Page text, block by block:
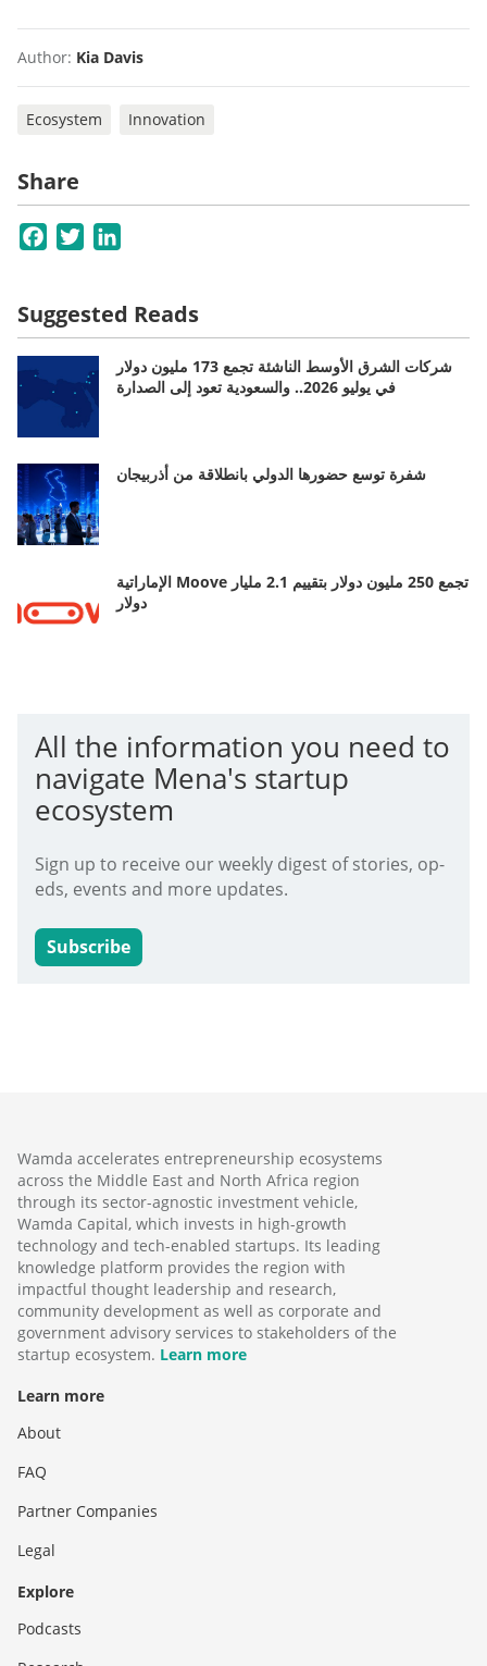
Author: Kia Davis
Ecosystem Innovation
Share
Facebook
Twitter
Suggested Reads
شركات الشرق الأوسط الناشئة تجمع 173 مليون دولار
في يوليو 2026.. والسعودية تعود إلى الصدارة
شفرة توسع حضورها الدولي بانطلاقة من أذربيجان
الإماراتية Moove تجمع 250 مليون دولار بتقييم 2.1 مليار
دولار
All the information you need to
navigate Mena's startup
ecosystem
Sign up to receive our weekly digest of stories, op-
eds, events and more updates.
Subscribe
Wamda accelerates entrepreneurship ecosystems
across the Middle East and North Africa region
through its sector-agnostic investment vehicle,
Wamda Capital, which invests in high-growth
technology and tech-enabled startups. Its leading
knowledge platform provides the region with
impactful thought leadership and research,
community development as well as corporate and
government advisory services to stakeholders of the
startup ecosystem. Learn more
Learn more
About
FAQ
Partner Companies
Legal
Explore
Podcasts